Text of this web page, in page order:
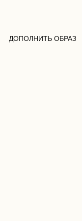
ДОПОЛНИТЬ ОБРАЗ